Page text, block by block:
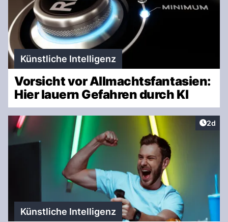
Künstliche Intelligenz
Vorsicht vor Allmachtsfantasien:
Hier lauern Gefahren durch KI
2d
Künstliche Intelligenz